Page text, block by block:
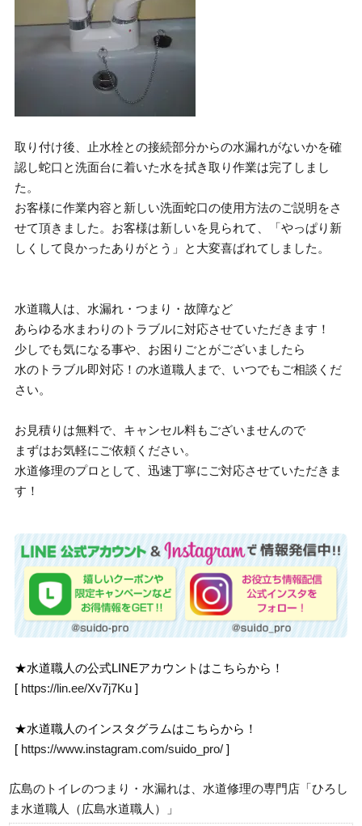
取り付け後、止水栓との接続部分からの水漏れがないかを確
認し蛇口と洗面台に着いた水を拭き取り作業は完了しまし
た。
お客様に作業内容と新しい洗面蛇口の使用方法のご説明をさ
せて頂きました。お客様は新しいを見られて、「やっぱり新
しくして良かったありがとう」と大変喜ばれてしました。
水道職人は、水漏れ・つまり・故障など
あらゆる水まわりのトラブルに対応させていただきます！
少しでも気になる事や、お困りごとがございましたら
水のトラブル即対応！の水道職人まで、いつでもご相談くだ
さい。
お見積りは無料で、キャンセル料もございませんので
まずはお気軽にご依頼ください。
水道修理のプロとして、迅速丁寧にご対応させていただきま
す！
★水道職人の公式LINEアカウントはこちらから！
[ https://lin.ee/Xv7j7Ku ]
★水道職人のインスタグラムはこちらから！
[ https://www.instagram.com/suido_pro/ ]
広島のトイレのつまり・水漏れは、水道修理の専門店「ひろし
ま水道職人（広島水道職人）」